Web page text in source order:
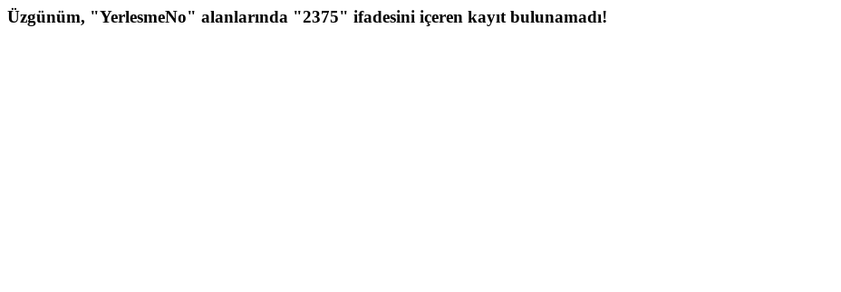
Üzgünüm, "YerlesmeNo" alanlarında "2375" ifadesini içeren kayıt bulunamadı!